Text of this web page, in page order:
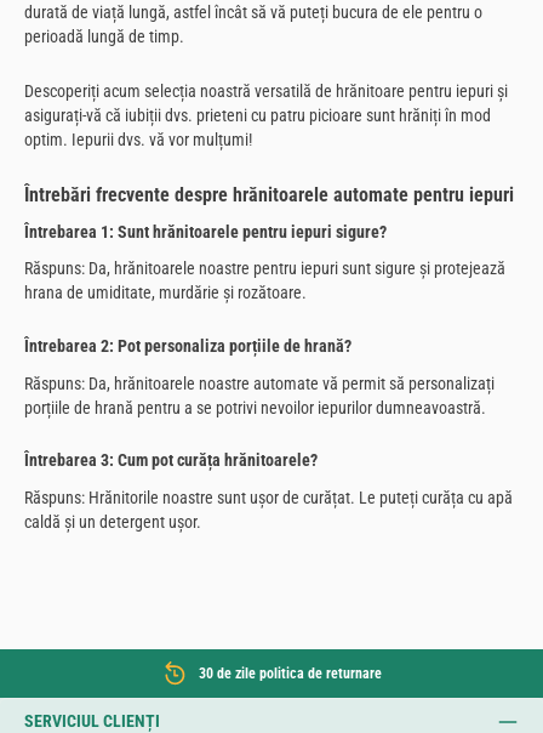
durată de viață lungă, astfel încât să vă puteți bucura de ele pentru o
perioadă lungă de timp.
Descoperiți acum selecția noastră versatilă de hrănitoare pentru iepuri și
asigurați-vă că iubiții dvs. prieteni cu patru picioare sunt hrăniți în mod
optim. Iepurii dvs. vă vor mulțumi!
Întrebări frecvente despre hrănitoarele automate pentru iepuri
Întrebarea 1: Sunt hrănitoarele pentru iepuri sigure?
Răspuns: Da, hrănitoarele noastre pentru iepuri sunt sigure și protejează
hrana de umiditate, murdărie și rozătoare.
Întrebarea 2: Pot personaliza porțiile de hrană?
Răspuns: Da, hrănitoarele noastre automate vă permit să personalizați
porțiile de hrană pentru a se potrivi nevoilor iepurilor dumneavoastră.
Întrebarea 3: Cum pot curăța hrănitoarele?
Răspuns: Hrănitorile noastre sunt ușor de curățat. Le puteți curăța cu apă
caldă și un detergent ușor.
30 de zile politica de returnare
SERVICIUL CLIENȚI